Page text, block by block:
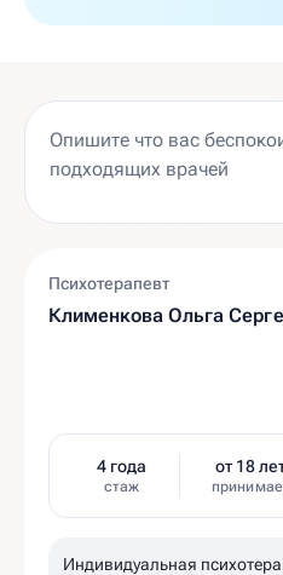
Психотерапевт
Клименкова Ольга
4 года
стаж
от 18
Индивидуальная